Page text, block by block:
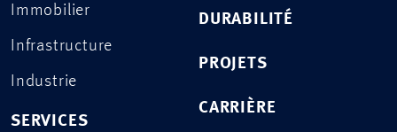
Immobilier
Infrastructure
Industrie
SERVICES
DURABILITÉ
PROJETS
CARRIÈRE